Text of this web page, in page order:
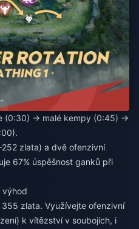
(0:30) → malé kempy (0:45) →
zlata) a dvě ofenzivní
67% úspěšnost ganků při
výhod
zlata. Využívejte ofenzivní
k vítězství v soubojích, i